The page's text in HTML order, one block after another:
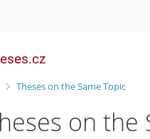
>
Theses on the Same Topic
on the